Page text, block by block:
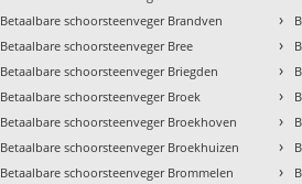
Betaalbare schoorsteenveger Brandven
Betaalbare schoorsteenveger Bree
Betaalbare schoorsteenveger Briegden
Betaalbare schoorsteenveger Broek
Betaalbare schoorsteenveger Broekhoven
Betaalbare schoorsteenveger Broekhuizen
Betaalbare schoorsteenveger Brommelen
›
›
›
›
›
›
›